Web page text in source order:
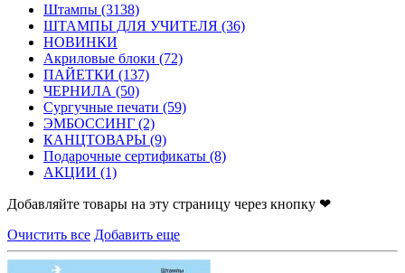
Штампы (3138)
ШТАМПЫ ДЛЯ УЧИТЕЛЯ (36)
НОВИНКИ
Акриловые блоки (72)
ПАЙЕТКИ (137)
ЧЕРНИЛА (50)
Сургучные печати (59)
ЭМБОССИНГ (2)
КАНЦТОВАРЫ (9)
Подарочные сертификаты (8)
АКЦИИ (1)
Добавляйте товары на эту страницу через кнопку ❤
Очистить все Добавить еще